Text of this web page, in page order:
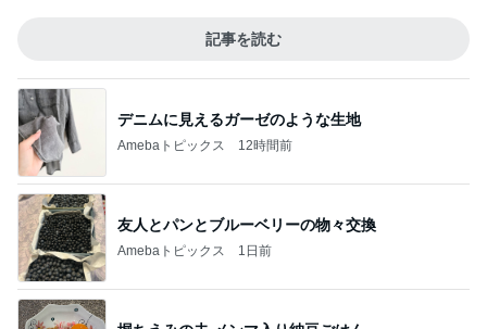
記事を読む
デニムに見えるガーゼのような生地
Amebaトピックス 12時間前
友人とパンとブルーベリーの物々交換
Amebaトピックス 1日前